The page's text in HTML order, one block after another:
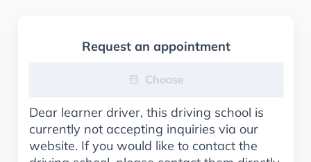
Request an appointment
Choose
Dear learner driver, this driving school is
currently not accepting inquiries via our
website. If you would like to contact the